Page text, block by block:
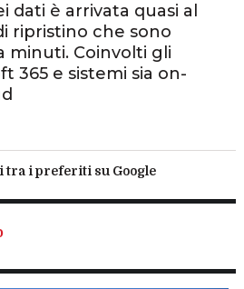
dati è arrivata quasi al
ripristino che sono
minuti. Coinvolti gli
365 e sistemi sia on-
tra i preferiti su Google